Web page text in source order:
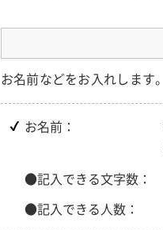
お名前などをお入れします。
お名前：
●記入できる文字数：
●記入できる人数：